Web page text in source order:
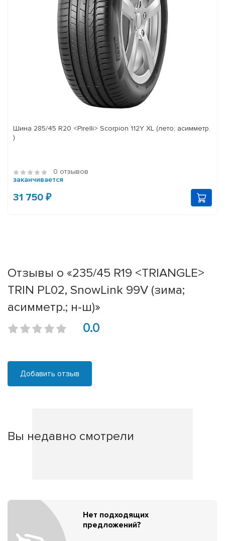
Шина 285/45 R20 <Pirelli> Scorpion 112Y XL (лето; асимметр.
)
0 отзывов
заканчивается
31 750 ₽
Отзывы о «235/45 R19 <TRIANGLE>
TRIN PL02, SnowLink 99V (зима;
асимметр.; н-ш)»
0.0
Добавить отзыв
Вы недавно смотрели
Нет подходящих
предложений?